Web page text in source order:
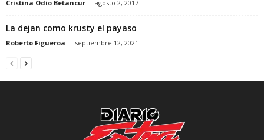
Cristina Odio Betancur - agosto 2, 2017
La dejan como krusty el payaso
Roberto Figueroa - septiembre 12, 2021